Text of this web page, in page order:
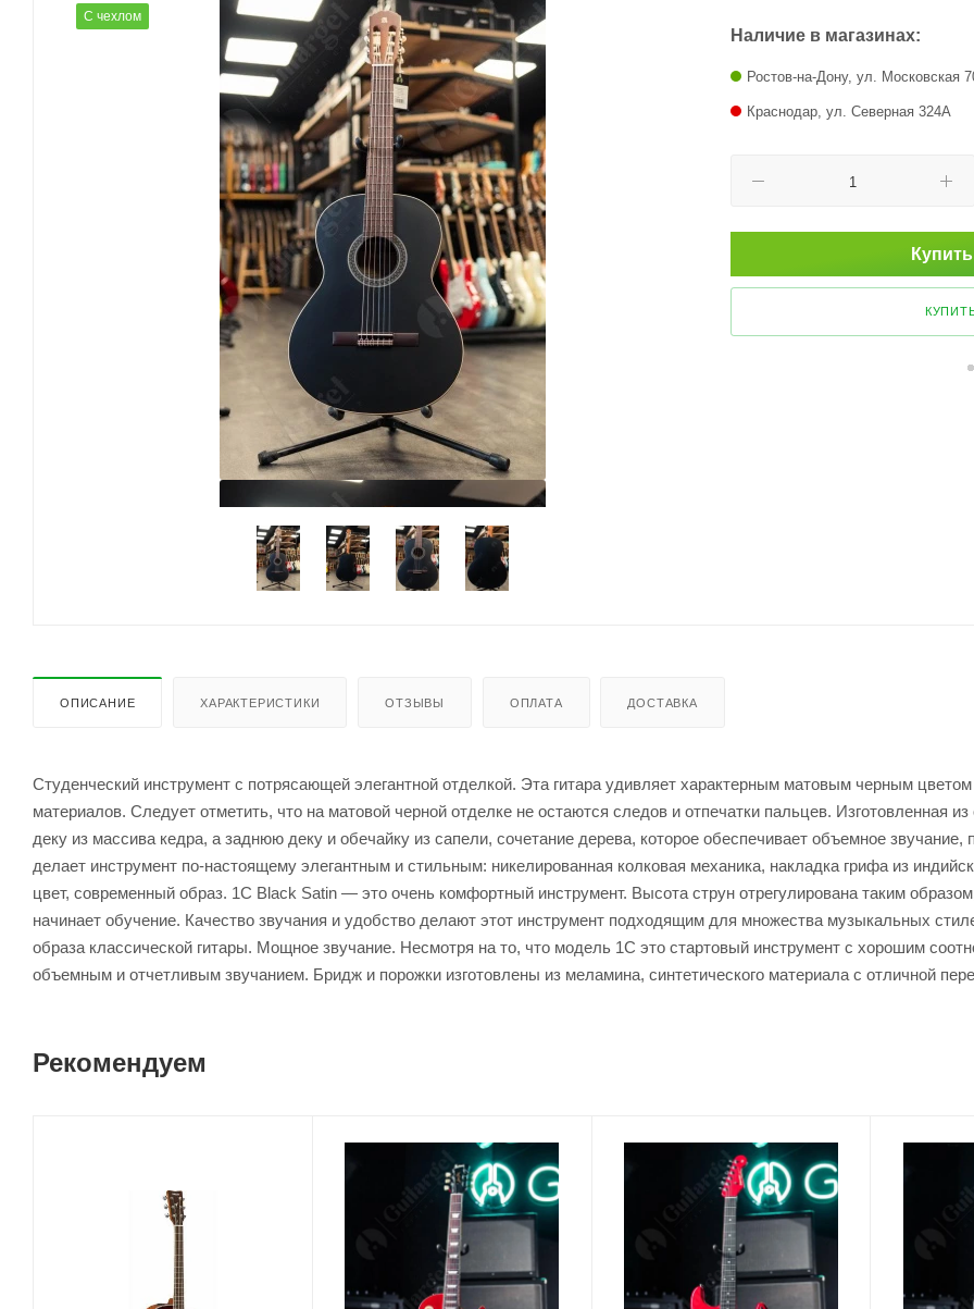
С чехлом
Наличие в магазинах:
Краснодар, ул. Северная 324А
Ростов-на-Дону, ул. Московская
ОПИСАНИЕ ХАРАКТЕРИСТИКИ ОТЗЫВЫ ОПЛАТА ДОСТАВКА
Студенческий инструмент с потрясающей элегантной отделкой. Эта гитара удивляет характерным матовым черным
материалов. Следует отметить, что на матовой черной отделке не остаются следов и отпечатки пальцев. Изготовленная
деку из массива кедра, а заднюю деку и обечайку из сапели, сочетание дерева, которое обеспечивает объемное
делает инструмент по-настоящему элегантным и стильным: никелированная колковая механика, накладка грифа из
цвет, современный образ. 1C Black Satin — это очень комфортный инструмент. Высота струн отрегулирована таким
начинает обучение. Качество звучания и удобство делают этот инструмент подходящим для множества музыкальных
образа классической гитары. Мощное звучание. Несмотря на то, что модель 1С это стартовый инструмент с хорошим
объемным и отчетливым звучанием. Бридж и порожки изготовлены из меламина, синтетического материала с отличной
Рекомендуем